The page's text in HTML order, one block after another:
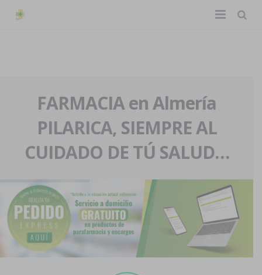
La farmacia
Nuestra historia
Nuestro equipo
Eventos
Servicios y reservas
Pedidos express
Blog
Contacto
Boletín
FARMACIA en Almería
PILARICA, SIEMPRE AL
CUIDADO DE TÚ SALUD…